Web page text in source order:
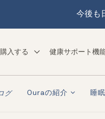
今後も
購入する 健康サポート機
グ Ouraの紹介 睡眠